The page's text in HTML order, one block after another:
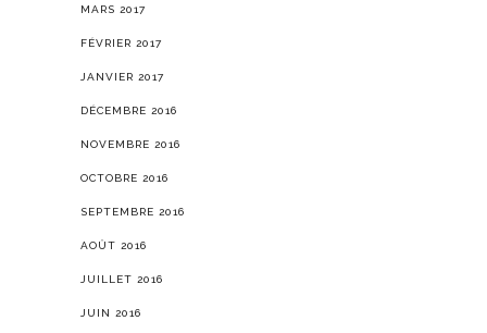
MARS 2017
FÉVRIER 2017
JANVIER 2017
DÉCEMBRE 2016
NOVEMBRE 2016
OCTOBRE 2016
SEPTEMBRE 2016
AOÛT 2016
JUILLET 2016
JUIN 2016